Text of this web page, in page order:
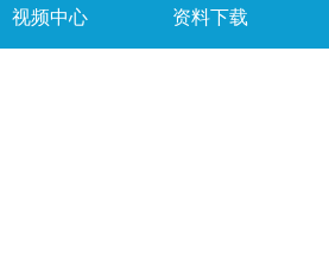
视频中心 资料下载